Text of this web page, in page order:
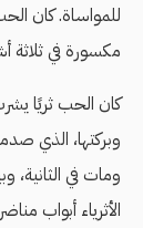
للمواساة. كان
مكسورة في
كان الحب ثريًا
وبركتها، الذي
ومات في الثانية،
الأثرياء أبواب